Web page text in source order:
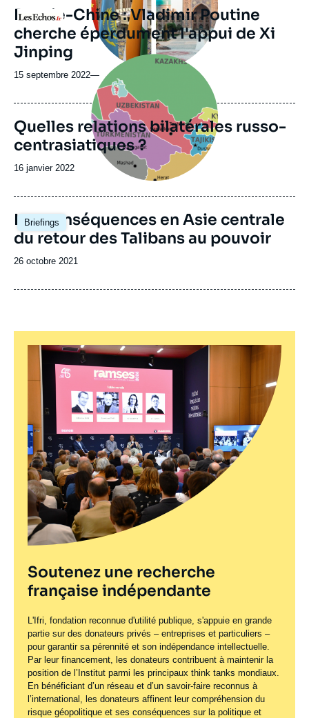
Logo
Russie-Chine : Vladimir Poutine
cherche éperdument l'appui de Xi
Jinping
15 septembre 2022—
Image
principale
Quelles relations bilatérales russo-
centrasiatiques ?
Date
publication
16 janvier 2022
Briefings
Image
principale
Les conséquences en Asie centrale
du retour des Talibans au pouvoir
Date
publication
26 octobre 2021
Soutenez une recherche
française indépendante
L'Ifri, fondation reconnue d'utilité publique, s'appuie en grande
partie sur des donateurs privés – entreprises et particuliers –
pour garantir sa pérennité et son indépendance intellectuelle.
Par leur financement, les donateurs contribuent à maintenir la
position de l’Institut parmi les principaux think tanks mondiaux.
En bénéficiant d’un réseau et d’un savoir-faire reconnus à
l’international, les donateurs affinent leur compréhension du
risque géopolitique et ses conséquences sur la politique et